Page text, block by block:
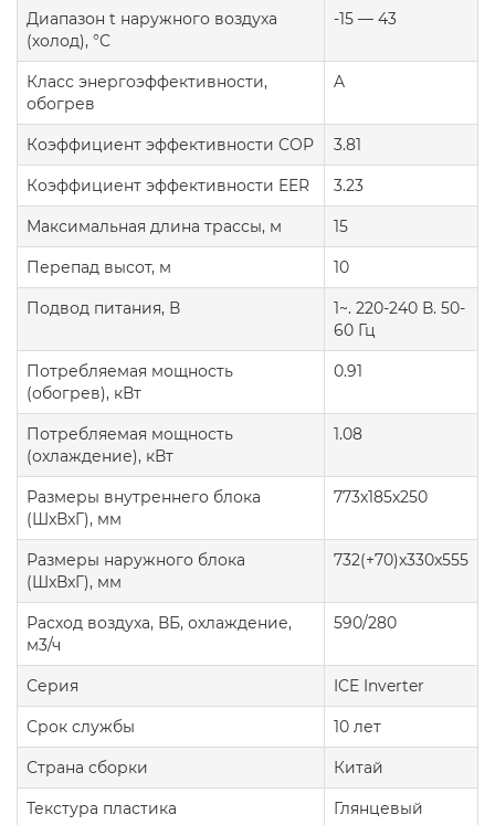
Диапазон t наружного воздуха
(холод), °C
-15 — 43
Класс энергоэффективности,
обогрев
A
Коэффициент эффективности COP 3.81
Коэффициент эффективности EER 3.23
Максимальная длина трассы, м 15
Перепад высот, м 10
Подвод питания, В
1~. 220-240 В. 50-
60 Гц
Потребляемая мощность
(обогрев), кВт
0.91
Потребляемая мощность
(охлаждение), кВт
1.08
Размеры внутреннего блока
(ШxВxГ), мм
773x185x250
Размеры наружного блока
(ШxВxГ), мм
732(+70)x330x555
Расход воздуха, ВБ, охлаждение,
м3/ч
590/280
Серия ICE Inverter
Срок службы 10 лет
Страна сборки Китай
Текстура пластика Глянцевый